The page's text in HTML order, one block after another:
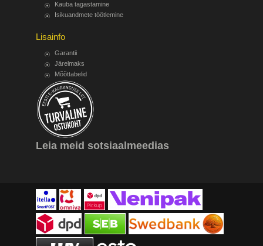
Kauba tagastamine
Isikuandmete töötlemine
Lisainfo
Garantii
Järelmaks
Mõõttabelid
Leia meid sotsiaalmeedias